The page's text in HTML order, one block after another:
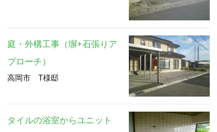
庭・外構工事（塀+石張りア
プローチ）
高岡市 T様邸
タイルの浴室からユニット